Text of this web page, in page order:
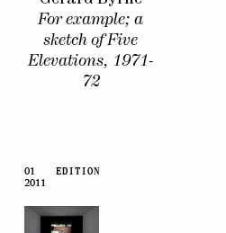
For example; a
sketch of Five
Elevations, 1971-
72
01
2011
EDITION